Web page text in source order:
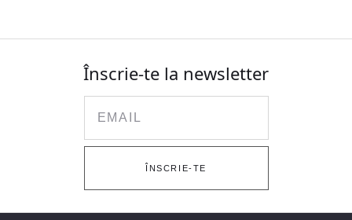
Înscrie-te la newsletter
ÎNSCRIE-TE